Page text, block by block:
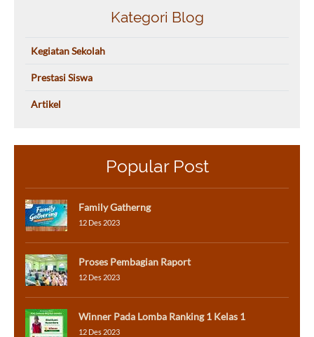
Kategori Blog
Kegiatan Sekolah
Prestasi Siswa
Artikel
Popular Post
Family Gatherng
12 Des 2023
Proses Pembagian Raport
12 Des 2023
Winner Pada Lomba Ranking 1 Kelas 1
12 Des 2023